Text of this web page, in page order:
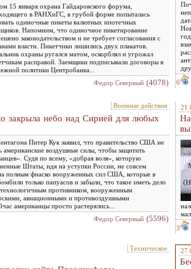
15 января охрана Гайдаровского форума,
в РАНХиГС, в грубой форме попыталась
одиночные пикеты валютных ипотечных
Напомним, что одиночное пикетирование
законодательством и не требует согласования с
власти. Пикетчики лишились двух плакатов.
охраны ругался матом, оскорблял и угрожал
расправой. Заемщики подписывали договоры в
политики Центробанка...
Федор Северный (4078)
6
Военные действия
закрыла небо над Сирией для любых
Питер Кук заявил, что правительство США не
американские воздушные силы, чтобы защитить
Судя по всему, «добрая воля», которую
Штаты, идя на уступки России, не совсем
полным фиаско вооруженных сил США, которые в
только папуасов и забыли, что такое иметь дело
противником, вооруженным
авиационными и противоздушными
американцы просто растерялись...
Федор Северный (5596)
3
Техническое